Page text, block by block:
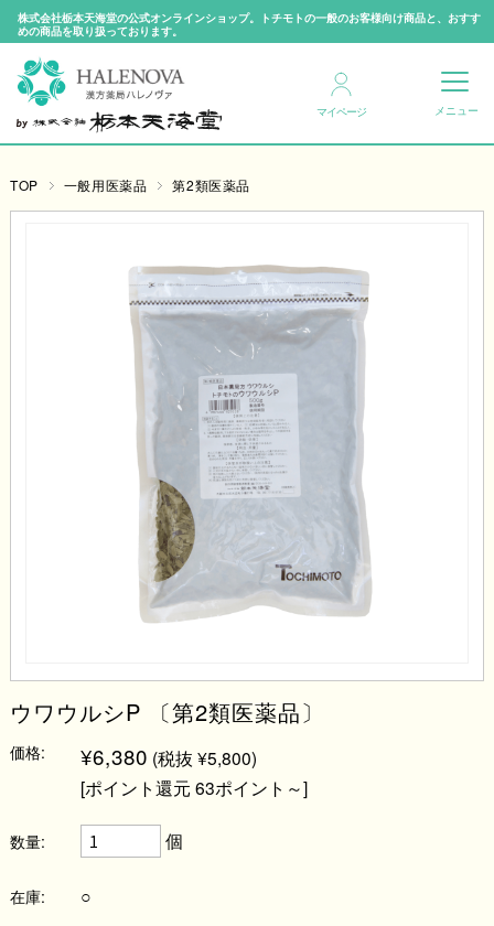
株式会社栃本天海堂の公式オンラインショップ。トチモトの一般のお客様向け商品と、おすす
めの商品を取り扱っております。
マイページ
TOP 一般用医薬品 第2類医薬品
ウワウルシP 〔第2類医薬品〕
価格: ¥6,380 (税抜 ¥5,800)
[ポイント還元 63ポイント～]
数量: 個
在庫: ○